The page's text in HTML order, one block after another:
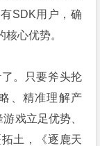
SDK用户，确
心优势。
。只要斧头抡
、精准理解产
戏立足优势、
土，《逐鹿天